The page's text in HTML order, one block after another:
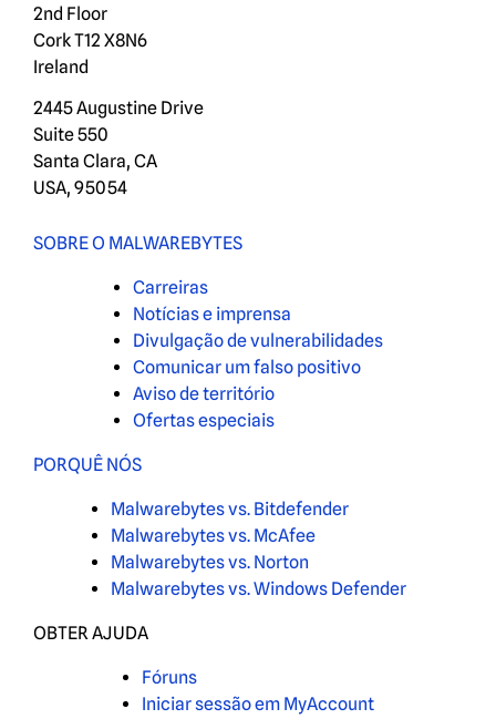
2nd Floor
Cork T12 X8N6
Ireland
2445 Augustine Drive
Suite 550
Santa Clara, CA
USA, 95054
SOBRE O MALWAREBYTES
Carreiras
Notícias e imprensa
Divulgação de vulnerabilidades
Comunicar um falso positivo
Aviso de território
Ofertas especiais
PORQUÊ NÓS
Malwarebytes vs. Bitdefender
Malwarebytes vs. McAfee
Malwarebytes vs. Norton
Malwarebytes vs. Windows Defender
OBTER AJUDA
Fóruns
Iniciar sessão em MyAccount